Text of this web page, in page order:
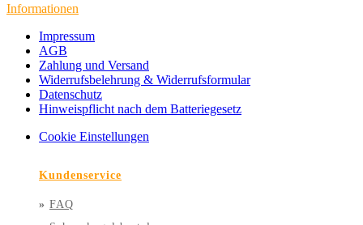
Informationen
Impressum
AGB
Zahlung und Versand
Widerrufsbelehrung & Widerrufsformular
Datenschutz
Hinweispflicht nach dem Batteriegesetz
Cookie Einstellungen
Kundenservice
» FAQ